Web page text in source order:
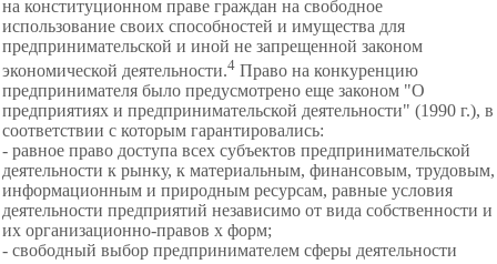
на конституционном праве граждан на свободное
использование своих способностей и имущества для
предпринимательской и иной не запрещенной законом
экономической деятельности.4 Право на конкуренцию
предпринимателя было предусмотрено еще законом "О
предприятиях и предпринимательской деятельности" (1990 г.), в
соответствии с которым гарантировались:
- равное право доступа всех субъектов предпринимательской
деятельности к рынку, к материальным, финансовым, трудовым,
информационным и природным ресурсам, равные условия
деятельности предприятий независимо от вида собственности и
их организационно-правов х форм;
- свободный выбор предпринимателем сферы деятельности